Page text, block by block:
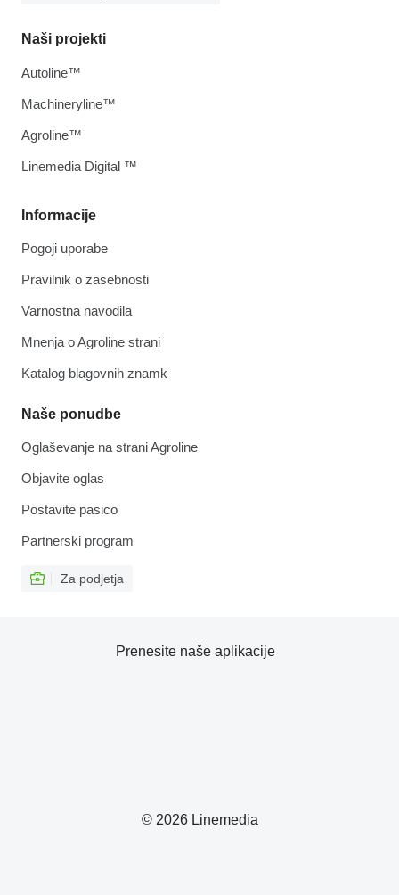
Informacije
Pogoji uporabe
Pravilnik o zasebnosti
Varnostna navodila
Mnenja o Agroline strani
Katalog blagovnih znamk
Naše ponudbe
Oglaševanje na strani Agroline
Objavite oglas
Postavite pasico
Partnerski program
Za podjetja
Naši projekti
Autoline™
Machineryline™
Agroline™
Linemedia Digital ™
© 2026 Linemedia
Prenesite naše aplikacije